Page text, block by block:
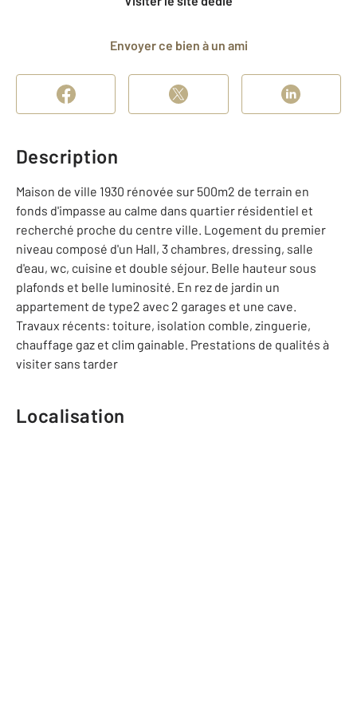
Envoyer ce bien à un ami
Description
Maison de ville 1930 rénovée sur 500m2 de terrain en
fonds d'impasse au calme dans quartier résidentiel et
recherché proche du centre ville. Logement du premier
niveau composé d'un Hall, 3 chambres, dressing, salle
d'eau, wc, cuisine et double séjour. Belle hauteur sous
plafonds et belle luminosité. En rez de jardin un
appartement de type2 avec 2 garages et une cave.
Travaux récents: toiture, isolation comble, zinguerie,
chauffage gaz et clim gainable. Prestations de qualités à
visiter sans tarder
Localisation